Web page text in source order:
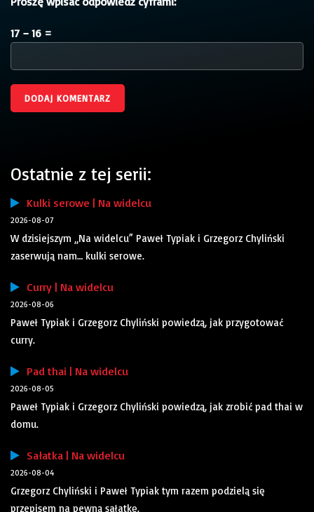
17 − 16 =
Ostatnie z tej serii:
Kulki serowe | Na widelcu
2026-08-07
W dzisiejszym „Na widelcu” Paweł Typiak i Grzegorz Chyliński
zaserwują nam… kulki serowe.
Curry | Na widelcu
2026-08-06
Paweł Typiak i Grzegorz Chyliński powiedzą, jak przygotować
curry.
Pad thai | Na widelcu
2026-08-05
Paweł Typiak i Grzegorz Chyliński powiedzą, jak zrobić pad thai w
domu.
Sałatka | Na widelcu
2026-08-04
Grzegorz Chyliński i Paweł Typiak tym razem podzielą się
przepisem na pewną sałatkę.